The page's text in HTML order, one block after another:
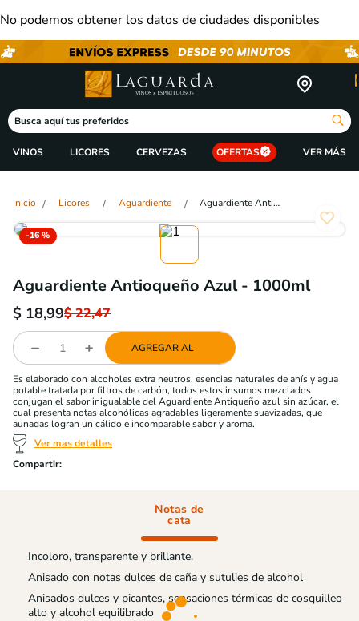
No podemos obtener los datos de ciudades disponibles
Busca aquí tus preferidos
VINOS LICORES CERVEZAS OFERTAS
Licores Aguardiente Aguardiente Antioqueño Azul - 1000ml
-16 %
Aguardiente Antioqueño Azul - 1000ml
$22,47
$ 18,99
AGREGAR AL
Es elaborado con alcoholes extra neutros, esencias naturales de anís y agua
potable tratada por filtros de carbón, todos estos insumos mezclados
conjugan el sabor inigualable del Aguardiente Antiqueño azul sin azúcar, el
cual presenta notas alcohólicas agradables ligeramente suavizadas, que
aunadas logran un cálido e incomparable sabor y aroma.
Ver mas detalles
Notas de
cata
Incoloro, transparente y brillante.
Anisado con notas dulces de caña y sutulies de alcohol
Anisados dulces y picantes, sensaciones térmicas de cosquilleo
alto y alcohol equilibrado